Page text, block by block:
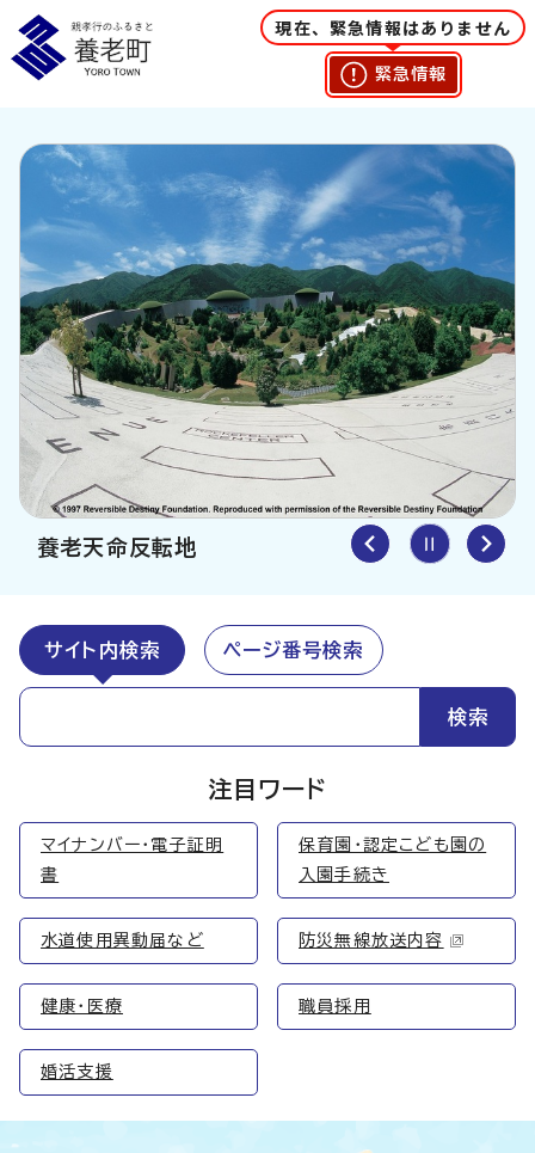
現在、緊急情報はありません
緊急情報
養老天命反転地
サイト内検索 ページ番号検索
注目ワード
マイナンバー・電子証明
書
保育園・認定こども園の
入園手続き
水道使用異動届など 防災無線放送内容
健康・医療 職員採用
婚活支援